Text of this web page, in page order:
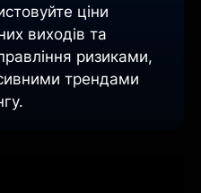
ціни
виходів та
ризиками,
трендами